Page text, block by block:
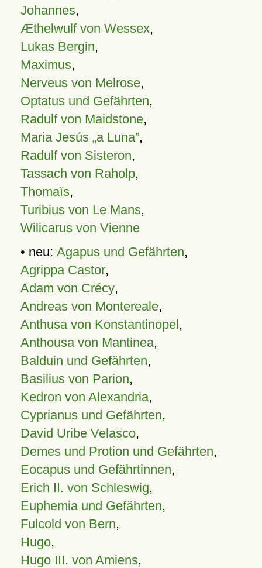
Johannes,
Æthelwulf von Wessex,
Lukas Bergin,
Maximus,
Nerveus von Melrose,
Optatus und Gefährten,
Radulf von Maidstone,
Maria Jesús „a Luna”,
Radulf von Sisteron,
Tassach von Raholp,
Thomaïs,
Turibius von Le Mans,
Wilicarus von Vienne
• neu: Agapus und Gefährten,
Agrippa Castor,
Adam von Crécy,
Andreas von Montereale,
Anthusa von Konstantinopel,
Anthousa von Mantinea,
Balduin und Gefährten,
Basilius von Parion,
Kedron von Alexandria,
Cyprianus und Gefährten,
David Uribe Velasco,
Demes und Protion und Gefährten,
Eocapus und Gefährtinnen,
Erich II. von Schleswig,
Euphemia und Gefährten,
Fulcold von Bern,
Hugo,
Hugo III. von Amiens,